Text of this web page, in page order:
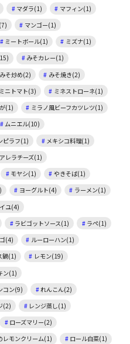
マダラ(1)
マフィン(1)
マンゴー(1)
ミートボール(1)
ミズナ(1)
みそカレー(1)
みそ炒め(2)
みそ焼き(2)
ミニトマト(3)
ミネストローネ(1)
(1)
ミラノ風ビーフカツレツ(1)
ムニエル(10)
ピラフ(1)
メキシコ料理(1)
レラチーズ(1)
モヤシ(1)
やきそば(1)
ヨーグルト(4)
ラーメン(1)
ユ(4)
ラビゴットソース(1)
ラペ(1)
(4)
ルーローハン(1)
鍋(1)
レモン(19)
ン(1)
コン(9)
れんこん(2)
(2)
レンジ蒸し(1)
ローズマリー(2)
レモンクリーム(1)
ロール白菜(1)